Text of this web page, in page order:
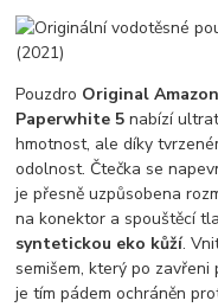
Pouzdro Original Amazon
Paperwhite 5 nabízí
hmotnost, ale díky
odolnost. Čtečka se
je přesně uzpůsobena
na konektor a spouštěcí
syntetickou eko kůží.
semišem, který po
je tím pádem ochráněn